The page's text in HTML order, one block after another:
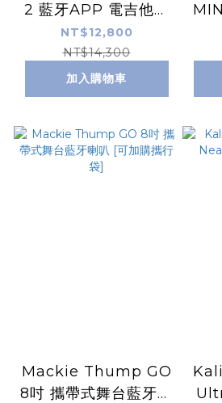
2 藍牙APP 電吉他音
箱 Spark40 GEN2
二代 50W
NT$12,800
NT$14,300
加入購物車
Mackie Thump GO
8吋 攜帶式舞台藍牙喇